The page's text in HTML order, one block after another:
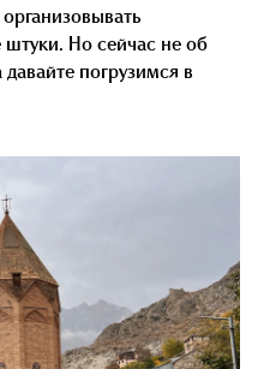
Но сейчас не об
погрузимся в